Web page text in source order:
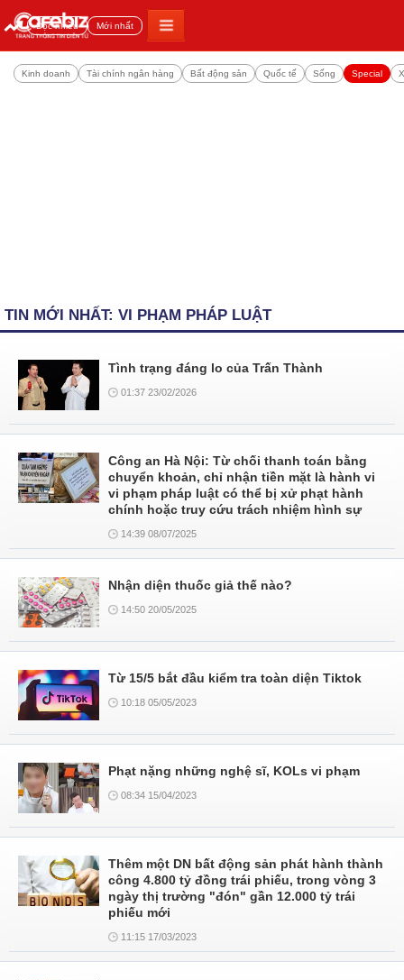
Đọc nhiều Mới nhất
Kinh doanh Tài chính ngân hàng Bất động sản Quốc tế Sống Special
TIN MỚI NHẤT: VI PHẠM PHÁP LUẬT
Tình trạng đáng lo của Trấn Thành
01:37 23/02/2026
Công an Hà Nội: Từ chối thanh toán bằng
chuyển khoản, chỉ nhận tiền mặt là hành vi
vi phạm pháp luật có thể bị xử phạt hành
chính hoặc truy cứu trách nhiệm hình sự
14:39 08/07/2025
Nhận diện thuốc giả thế nào?
14:50 20/05/2025
Từ 15/5 bắt đầu kiểm tra toàn diện Tiktok
10:18 05/05/2023
Phạt nặng những nghệ sĩ, KOLs vi phạm
08:34 15/04/2023
Thêm một DN bất động sản phát hành thành
công 4.800 tỷ đồng trái phiếu, trong vòng 3
ngày thị trường "đón" gần 12.000 tỷ trái
phiếu mới
11:15 17/03/2023